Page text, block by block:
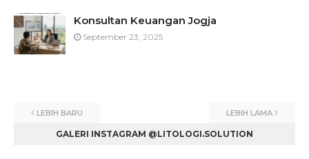
Konsultan Keuangan Jogja
September 23, 2025
LEBIH BARU LEBIH LAMA
GALERI INSTAGRAM @LITOLOGI.SOLUTION